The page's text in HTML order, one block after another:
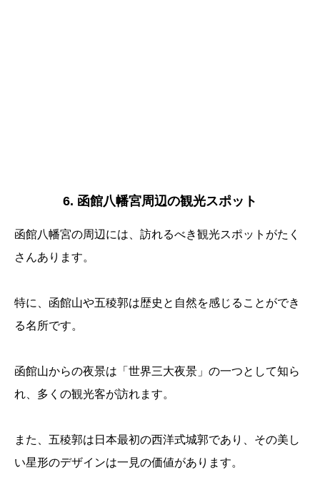
6. 函館八幡宮周辺の観光スポット
函館八幡宮の周辺には、訪れるべき観光スポットがたく
さんあります。
特に、函館山や五稜郭は歴史と自然を感じることができ
る名所です。
函館山からの夜景は「世界三大夜景」の一つとして知ら
れ、多くの観光客が訪れます。
また、五稜郭は日本最初の西洋式城郭であり、その美し
い星形のデザインは一見の価値があります。